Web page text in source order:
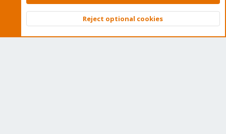
Community platform by XenForo © 2010-2026 XenForo Ltd.
Top
Reject optional cookies